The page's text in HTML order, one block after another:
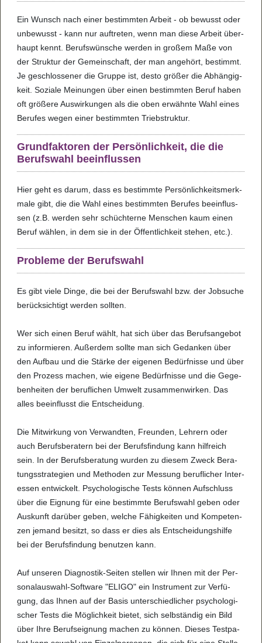
Ein Wunsch nach einer bestimm­ten Arbeit - ob bewusst oder
unbe­wusst - kann nur auf­tre­ten, wenn man diese Arbeit über­
haupt kennt. Berufs­wün­sche wer­den in gro­ßem Maße von
der Struk­tur der Gemein­schaft, der man ange­hört, bestimmt.
Je geschlos­se­ner die Gruppe ist, desto grö­ßer die Abhän­gig­
keit. Sozi­ale Mei­nun­gen über einen bestimm­ten Beruf haben
oft grö­ßere Aus­wir­kun­gen als die oben erwähnte Wahl eines
Beru­fes wegen einer bestimm­ten Trieb­struk­tur.
Grund­fak­to­ren der Per­sön­lich­keit, die die
Berufs­wahl beein­flus­sen
Hier geht es darum, dass es bestimmte Per­sön­lich­keits­merk­
male gibt, die die Wahl eines bestimm­ten Beru­fes beein­flus­
sen (z.B. wer­den sehr schüch­terne Men­schen kaum einen
Beruf wäh­len, in dem sie in der Öffent­lich­keit ste­hen, etc.).
Pro­bleme der Berufs­wahl
Es gibt viele Dinge, die bei der Berufs­wahl bzw. der Job­su­che
berück­sich­tigt wer­den soll­ten.
Wer sich einen Beruf wählt, hat sich über das Berufs­an­ge­bot
zu infor­mie­ren. Außer­dem sollte man sich Gedan­ken über
den Auf­bau und die Stärke der eige­nen Bedürf­nisse und über
den Pro­zess machen, wie eigene Bedürf­nisse und die Gege­
ben­hei­ten der beruf­li­chen Umwelt zusam­men­wir­ken. Das
alles beein­flusst die Ent­schei­dung.
Die Mit­wir­kung von Ver­wand­ten, Freun­den, Leh­rern oder
auch Berufs­be­ra­tern bei der Berufs­fin­dung kann hilf­reich
sein. In der Berufs­be­ra­tung wur­den zu die­sem Zweck Bera­
tungs­stra­te­gien und Metho­den zur Mes­sung beruf­li­cher Inter­
es­sen ent­wi­ckelt. Psy­cho­lo­gi­sche Tests kön­nen Auf­schluss
über die Eig­nung für eine bestimmte Berufs­wahl geben oder
Aus­kunft dar­über geben, wel­che Fähig­kei­ten und Kom­pe­ten­
zen jemand besitzt, so dass er dies als Ent­schei­dungs­hilfe
bei der Berufs­fin­dung benut­zen kann.
Auf unse­ren Dia­gno­s­tik-Sei­ten stel­len wir Ihnen mit der Per­
so­na­l­aus­wahl-Soft­ware "ELIGO" ein Instru­ment zur Ver­fü­
gung, das Ihnen auf der Basis unter­schied­li­cher psy­cho­lo­gi­
scher Tests die Mög­lich­keit bie­tet, sich selb­stän­dig ein Bild
über Ihre Berufs­eig­nung machen zu kön­nen. Die­ses Test­pa­